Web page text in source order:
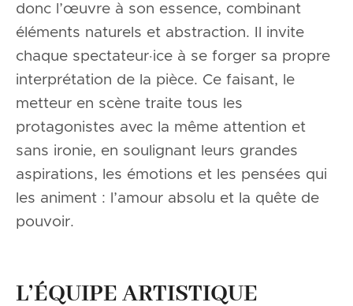
donc l’œuvre à son essence, combinant
éléments naturels et abstraction. Il invite
chaque spectateur·ice à se forger sa propre
interprétation de la pièce. Ce faisant, le
metteur en scène traite tous les
protagonistes avec la même attention et
sans ironie, en soulignant leurs grandes
aspirations, les émotions et les pensées qui
les animent : l’amour absolu et la quête de
pouvoir.
L’ÉQUIPE ARTISTIQUE